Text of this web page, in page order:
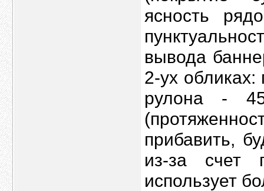
ясность
вывода
2-ух обликах:
рулона -
прибавить,
из-за счет
использует